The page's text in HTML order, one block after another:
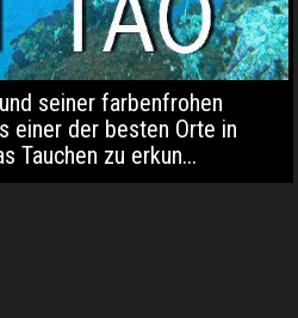
seiner farbenfrohen
einer der besten Orte in
Tauchen zu erkun...